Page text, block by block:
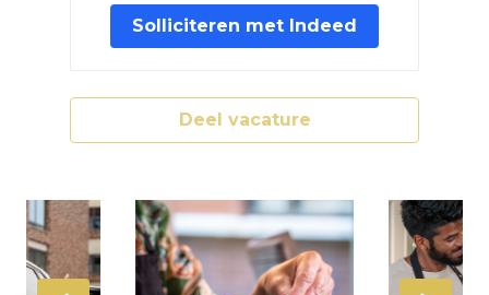
Solliciteren met Indeed
Deel vacature